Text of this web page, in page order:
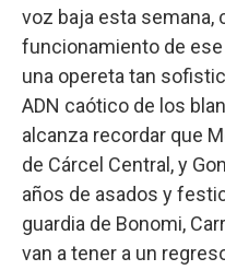
voz baja esta semana,
funcionamiento de
una opereta tan
ADN caótico de los
alcanza recordar que
de Cárcel Central, y
años de asados y
guardia de Bonomi,
van a tener a un